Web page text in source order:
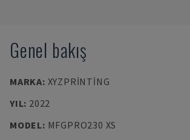
Genel bakış
MARKA: XYZPRINTING
YIL: 2022
MODEL: MFGPRO230 XS